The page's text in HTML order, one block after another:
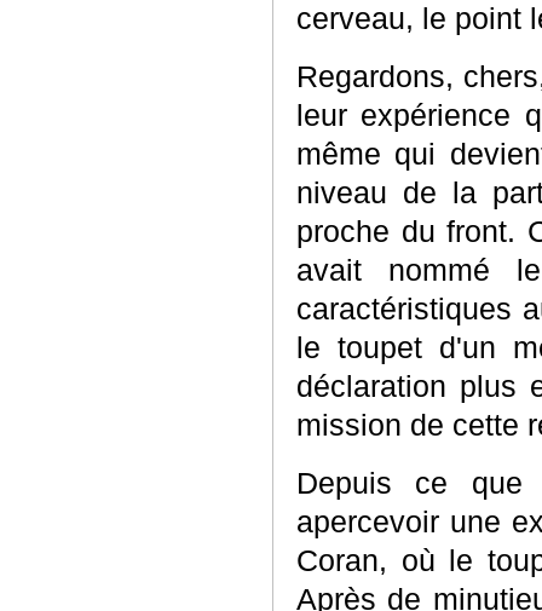
cerveau, le point
Regardons,
leur expérience
même qui
niveau de la
proche du front.
avait nommé
caractéristiques
le toupet d'un
déclaration plus
mission de cette
Depuis ce que
apercevoir une
Coran, où le
Après de